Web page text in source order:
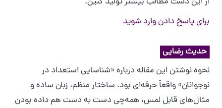
برای پاسخ دادن وارد شوید
حدیث رضایی
نحوه نوشتن این مقاله درباره «شناسایی استعداد در
نوجوانان» واقعاً حرفه‌ای بود. ساختار منظم، زبان ساده و
مثال‌های قابل لمس، همه‌چی دست به دست هم داده بودن